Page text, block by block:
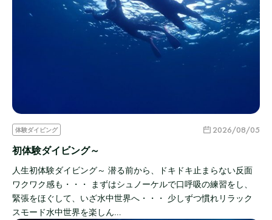
体験ダイビング 2026/08/05
初体験ダイビング～
人生初体験ダイビング～ 潜る前から、ドキドキ止まらない反面
ワクワク感も・・・ まずはシュノーケルで口呼吸の練習をし、
緊張をほぐして、いざ水中世界へ・・・ 少しずつ慣れリラック
スモード水中世界を楽しん…